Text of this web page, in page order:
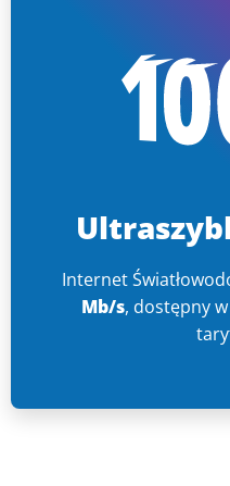
Internet
Mb/s, dostępny